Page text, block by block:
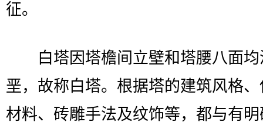
征。
白塔因塔檐间立壁和塔腰八面均
垩，故称白塔。根据塔的建筑风格
材料、砖雕手法及纹饰等，都与有